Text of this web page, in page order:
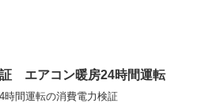
エアコン暖房24時間運転
時間運転の消費電力検証